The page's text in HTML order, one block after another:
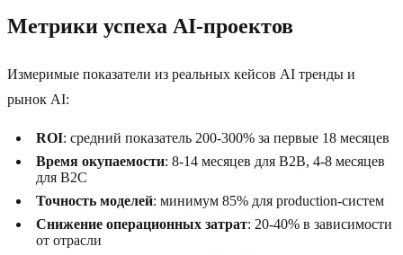
Метрики успеха AI-проектов
Измеримые показатели из реальных кейсов AI тренды и
рынок AI:
ROI: средний показатель 200-300% за первые 18 месяцев
Время окупаемости: 8-14 месяцев для B2B, 4-8 месяцев
для B2C
Точность моделей: минимум 85% для production-систем
Снижение операционных затрат: 20-40% в зависимости
от отрасли